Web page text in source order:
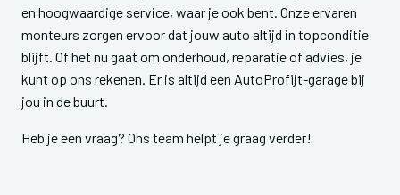
en hoogwaardige service, waar je ook bent. Onze ervaren
monteurs zorgen ervoor dat jouw auto altijd in topconditie
blijft. Of het nu gaat om onderhoud, reparatie of advies, je
kunt op ons rekenen. Er is altijd een AutoProfijt-garage bij
jou in de buurt.
Heb je een vraag? Ons team helpt je graag verder!